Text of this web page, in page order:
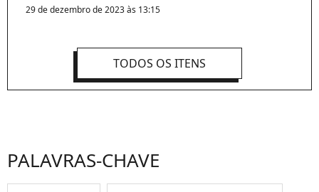
29 de dezembro de 2023 às 13:15
TODOS OS ITENS
PALAVRAS-CHAVE